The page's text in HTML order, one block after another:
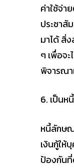
ค่าใช้จ่า
ประชาสั
มาได้ สิ่
ๆ เพื่อจ
พิจารณ
6. เป็นห
หนี้ลักษณ
เงินกู้ให้
ป้องกันที่